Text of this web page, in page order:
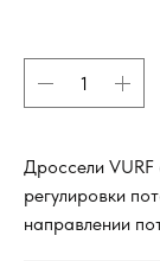
Дроссели
регулировки
направлении